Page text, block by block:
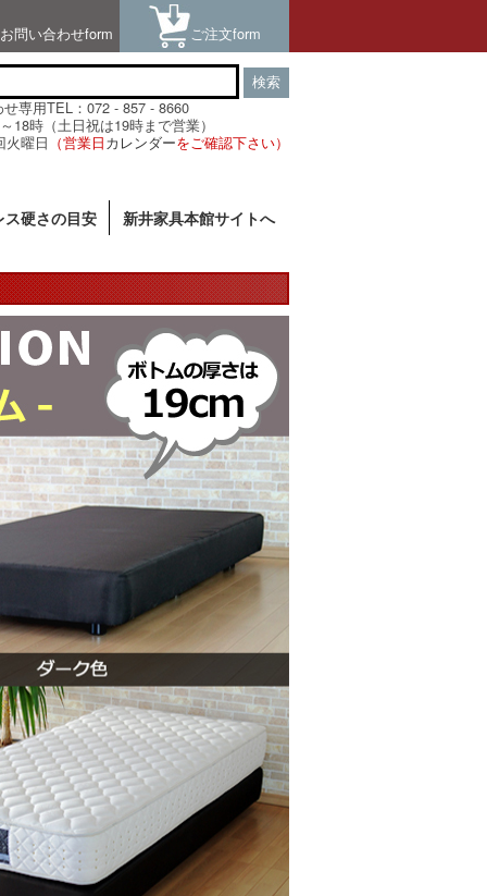
お問い合わせform ご注文form
検索
専用TEL：072 - 857 - 8660
18時（土日祝は19時まで営業）
火曜日 （営業日カレンダーをご確認下さい）
ス硬さの目安 新井家具本館サイトへ